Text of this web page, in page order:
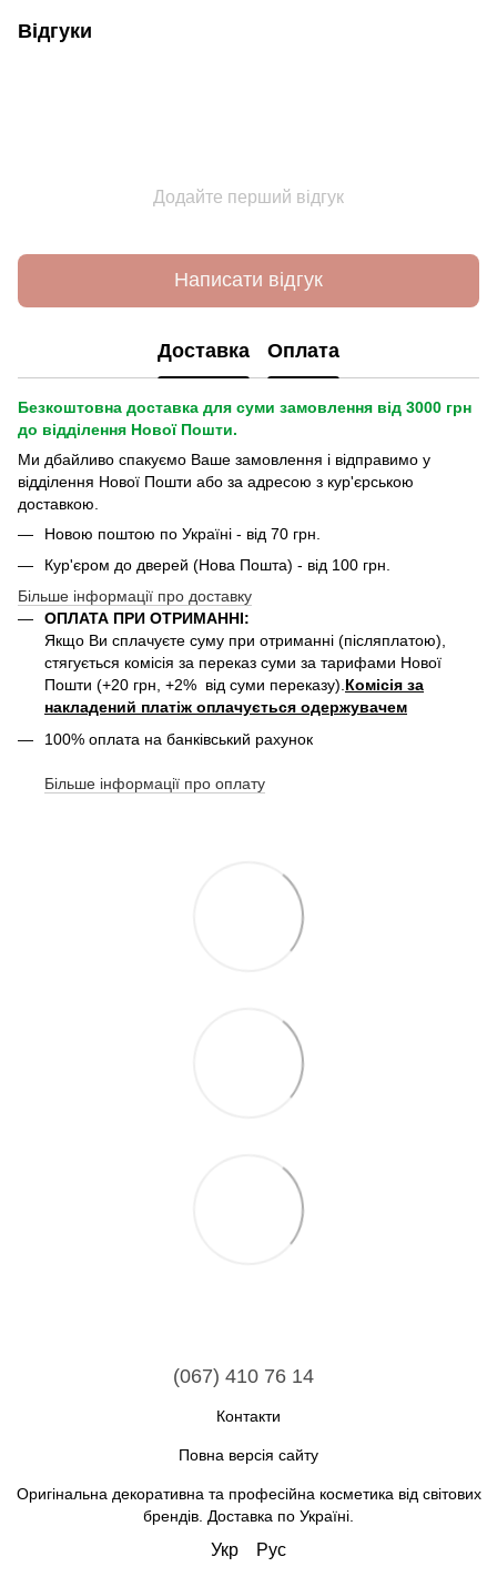
Відгуки
Додайте перший відгук
Написати відгук
Доставка Оплата
Безкоштовна доставка для суми замовлення від 3000 грн
до відділення Нової Пошти.
Ми дбайливо спакуємо Ваше замовлення і відправимо у
відділення Нової Пошти або за адресою з кур'єрською
доставкою.
Новою поштою по Україні - від 70 грн.
Кур'єром до дверей (Нова Пошта) - від 100 грн.
Більше інформації про доставку
ОПЛАТА ПРИ ОТРИМАННІ:
Якщо Ви сплачуєте суму при отриманні (післяплатою),
стягується комісія за переказ суми за тарифами Нової
Пошти (+20 грн, +2% від суми переказу).Комісія за
накладений платіж оплачується одержувачем
100% оплата на банківський рахунок
Більше інформації про оплату
(067) 410 76 14
Контакти
Повна версія сайту
Оригінальна декоративна та професійна косметика від світових
брендів. Доставка по Україні.
Укр Рус